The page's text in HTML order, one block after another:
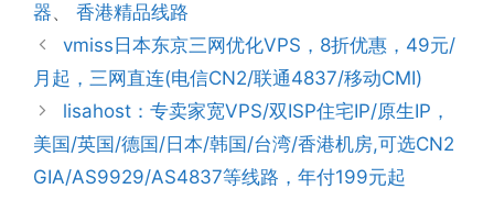
器、 香港精品线路
vmiss日本东京三网优化VPS，8折优惠，49元/
月起，三网直连(电信CN2/联通4837/移动CMI)
lisahost：专卖家宽VPS/双ISP住宅IP/原生IP，
美国/英国/德国/日本/韩国/台湾/香港机房,可选CN2
GIA/AS9929/AS4837等线路，年付199元起